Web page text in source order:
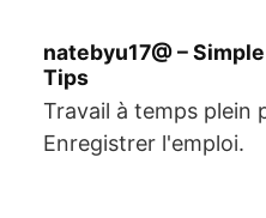
natebyu17@ –
Tips
Travail à temps plein
Enregistrer l'emploi.